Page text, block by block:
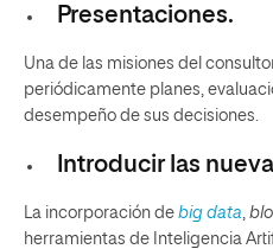
Presentaciones.
Una de las misiones del
periódicamente planes,
desempeño de sus decisiones.
Introducir las
La incorporación de big data,
herramientas de Inteligencia